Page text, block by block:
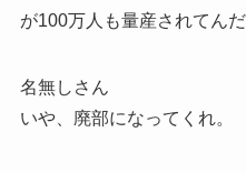
が100万人も量産されてんだ
名無しさん
いや、廃部になってくれ。